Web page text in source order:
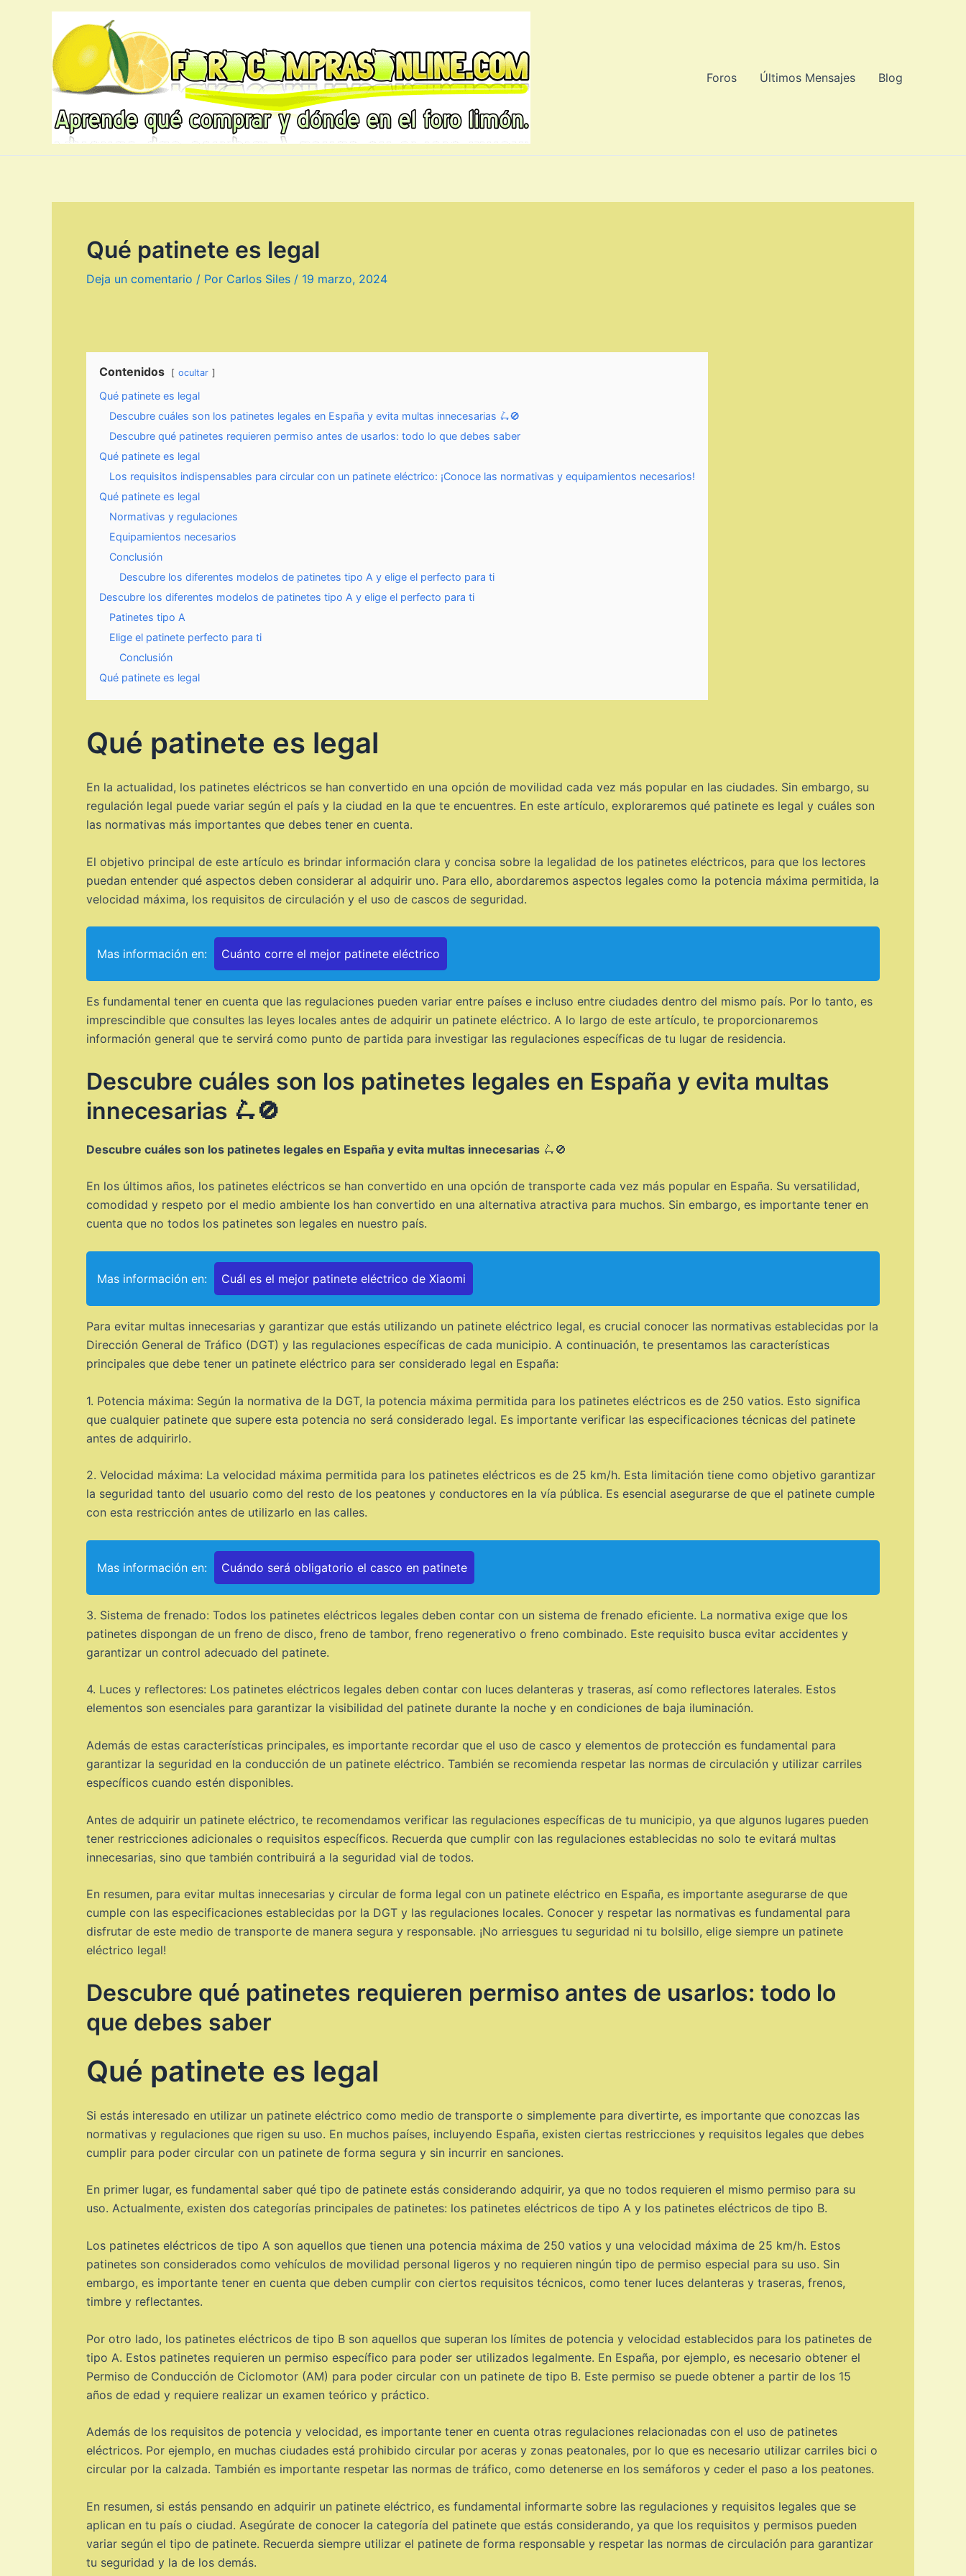
Foros Últimos Mensajes Blog
Qué patinete es legal
Deja un comentario / Por Carlos Siles / 19 marzo, 2024
Contenidos ocultar
Qué patinete es legal
Descubre cuáles son los patinetes legales en España y evita multas innecesarias 🛴🚫
Descubre qué patinetes requieren permiso antes de usarlos: todo lo que debes saber
Qué patinete es legal
Los requisitos indispensables para circular con un patinete eléctrico: ¡Conoce las normativas y equipamientos necesarios!
Qué patinete es legal
Normativas y regulaciones
Equipamientos necesarios
Conclusión
Descubre los diferentes modelos de patinetes tipo A y elige el perfecto para ti
Descubre los diferentes modelos de patinetes tipo A y elige el perfecto para ti
Patinetes tipo A
Elige el patinete perfecto para ti
Conclusión
Qué patinete es legal
Qué patinete es legal
En la actualidad, los patinetes eléctricos se han convertido en una opción de movilidad cada vez más popular en las ciudades. Sin embargo, su
regulación legal puede variar según el país y la ciudad en la que te encuentres. En este artículo, exploraremos qué patinete es legal y cuáles son
las normativas más importantes que debes tener en cuenta.
El objetivo principal de este artículo es brindar información clara y concisa sobre la legalidad de los patinetes eléctricos, para que los lectores
puedan entender qué aspectos deben considerar al adquirir uno. Para ello, abordaremos aspectos legales como la potencia máxima permitida, la
velocidad máxima, los requisitos de circulación y el uso de cascos de seguridad.
Mas información en: Cuánto corre el mejor patinete eléctrico
Es fundamental tener en cuenta que las regulaciones pueden variar entre países e incluso entre ciudades dentro del mismo país. Por lo tanto, es
imprescindible que consultes las leyes locales antes de adquirir un patinete eléctrico. A lo largo de este artículo, te proporcionaremos
información general que te servirá como punto de partida para investigar las regulaciones específicas de tu lugar de residencia.
Descubre cuáles son los patinetes legales en España y evita multas
innecesarias 🛴🚫
Descubre cuáles son los patinetes legales en España y evita multas innecesarias 🛴🚫
En los últimos años, los patinetes eléctricos se han convertido en una opción de transporte cada vez más popular en España. Su versatilidad,
comodidad y respeto por el medio ambiente los han convertido en una alternativa atractiva para muchos. Sin embargo, es importante tener en
cuenta que no todos los patinetes son legales en nuestro país.
Mas información en: Cuál es el mejor patinete eléctrico de Xiaomi
Para evitar multas innecesarias y garantizar que estás utilizando un patinete eléctrico legal, es crucial conocer las normativas establecidas por la
Dirección General de Tráfico (DGT) y las regulaciones específicas de cada municipio. A continuación, te presentamos las características
principales que debe tener un patinete eléctrico para ser considerado legal en España:
1. Potencia máxima: Según la normativa de la DGT, la potencia máxima permitida para los patinetes eléctricos es de 250 vatios. Esto significa
que cualquier patinete que supere esta potencia no será considerado legal. Es importante verificar las especificaciones técnicas del patinete
antes de adquirirlo.
2. Velocidad máxima: La velocidad máxima permitida para los patinetes eléctricos es de 25 km/h. Esta limitación tiene como objetivo garantizar
la seguridad tanto del usuario como del resto de los peatones y conductores en la vía pública. Es esencial asegurarse de que el patinete cumple
con esta restricción antes de utilizarlo en las calles.
Mas información en: Cuándo será obligatorio el casco en patinete
3. Sistema de frenado: Todos los patinetes eléctricos legales deben contar con un sistema de frenado eficiente. La normativa exige que los
patinetes dispongan de un freno de disco, freno de tambor, freno regenerativo o freno combinado. Este requisito busca evitar accidentes y
garantizar un control adecuado del patinete.
4. Luces y reflectores: Los patinetes eléctricos legales deben contar con luces delanteras y traseras, así como reflectores laterales. Estos
elementos son esenciales para garantizar la visibilidad del patinete durante la noche y en condiciones de baja iluminación.
Además de estas características principales, es importante recordar que el uso de casco y elementos de protección es fundamental para
garantizar la seguridad en la conducción de un patinete eléctrico. También se recomienda respetar las normas de circulación y utilizar carriles
específicos cuando estén disponibles.
Antes de adquirir un patinete eléctrico, te recomendamos verificar las regulaciones específicas de tu municipio, ya que algunos lugares pueden
tener restricciones adicionales o requisitos específicos. Recuerda que cumplir con las regulaciones establecidas no solo te evitará multas
innecesarias, sino que también contribuirá a la seguridad vial de todos.
En resumen, para evitar multas innecesarias y circular de forma legal con un patinete eléctrico en España, es importante asegurarse de que
cumple con las especificaciones establecidas por la DGT y las regulaciones locales. Conocer y respetar las normativas es fundamental para
disfrutar de este medio de transporte de manera segura y responsable. ¡No arriesgues tu seguridad ni tu bolsillo, elige siempre un patinete
eléctrico legal!
Descubre qué patinetes requieren permiso antes de usarlos: todo lo
que debes saber
Qué patinete es legal
Si estás interesado en utilizar un patinete eléctrico como medio de transporte o simplemente para divertirte, es importante que conozcas las
normativas y regulaciones que rigen su uso. En muchos países, incluyendo España, existen ciertas restricciones y requisitos legales que debes
cumplir para poder circular con un patinete de forma segura y sin incurrir en sanciones.
En primer lugar, es fundamental saber qué tipo de patinete estás considerando adquirir, ya que no todos requieren el mismo permiso para su
uso. Actualmente, existen dos categorías principales de patinetes: los patinetes eléctricos de tipo A y los patinetes eléctricos de tipo B.
Los patinetes eléctricos de tipo A son aquellos que tienen una potencia máxima de 250 vatios y una velocidad máxima de 25 km/h. Estos
patinetes son considerados como vehículos de movilidad personal ligeros y no requieren ningún tipo de permiso especial para su uso. Sin
embargo, es importante tener en cuenta que deben cumplir con ciertos requisitos técnicos, como tener luces delanteras y traseras, frenos,
timbre y reflectantes.
Por otro lado, los patinetes eléctricos de tipo B son aquellos que superan los límites de potencia y velocidad establecidos para los patinetes de
tipo A. Estos patinetes requieren un permiso específico para poder ser utilizados legalmente. En España, por ejemplo, es necesario obtener el
Permiso de Conducción de Ciclomotor (AM) para poder circular con un patinete de tipo B. Este permiso se puede obtener a partir de los 15
años de edad y requiere realizar un examen teórico y práctico.
Además de los requisitos de potencia y velocidad, es importante tener en cuenta otras regulaciones relacionadas con el uso de patinetes
eléctricos. Por ejemplo, en muchas ciudades está prohibido circular por aceras y zonas peatonales, por lo que es necesario utilizar carriles bici o
circular por la calzada. También es importante respetar las normas de tráfico, como detenerse en los semáforos y ceder el paso a los peatones.
En resumen, si estás pensando en adquirir un patinete eléctrico, es fundamental informarte sobre las regulaciones y requisitos legales que se
aplican en tu país o ciudad. Asegúrate de conocer la categoría del patinete que estás considerando, ya que los requisitos y permisos pueden
variar según el tipo de patinete. Recuerda siempre utilizar el patinete de forma responsable y respetar las normas de circulación para garantizar
tu seguridad y la de los demás.